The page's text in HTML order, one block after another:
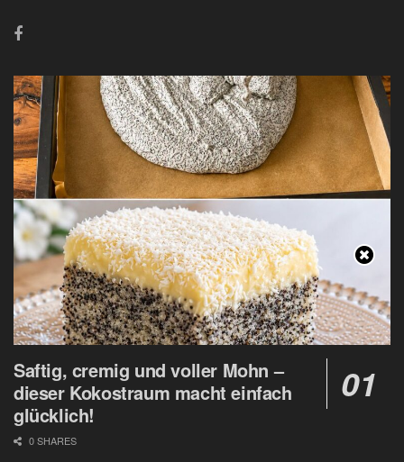
Saftig, cremig und voller Mohn –
dieser Kokostraum macht einfach
glücklich!
0 SHARES